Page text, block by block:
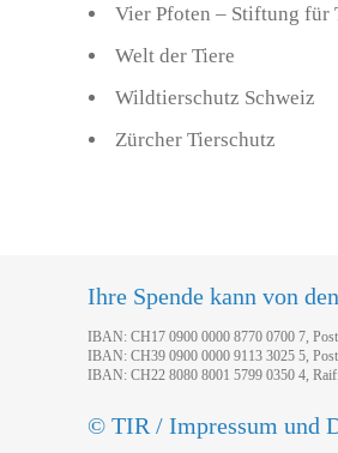
Vier Pfoten – Stiftung für
Welt der Tiere
Wildtierschutz Schweiz
Zürcher Tierschutz
Ihre Spende kann von
IBAN: CH17 0900 0000 8770 0700 7,
IBAN: CH39 0900 0000 9113 3025 5,
IBAN: CH22 8080 8001 5799 0350 4,
© TIR / Impressum und